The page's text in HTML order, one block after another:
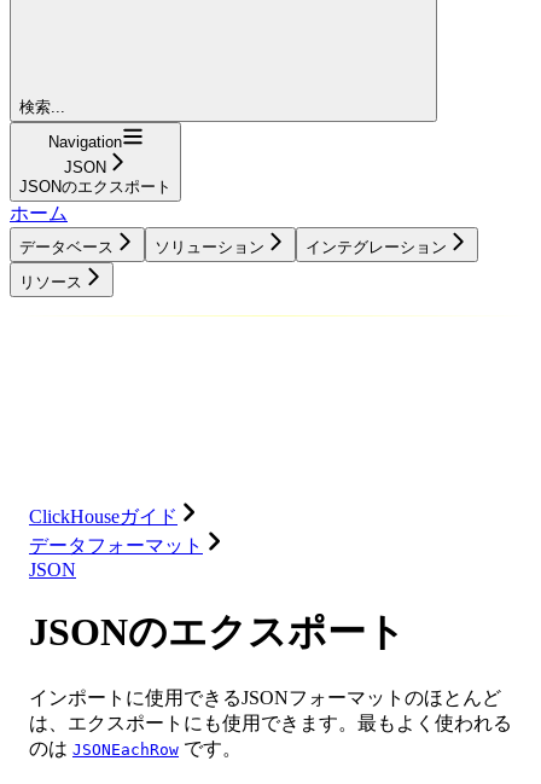
検索...
Navigation
JSON
JSONのエクスポート
ホーム
データベース ソリューション
インテグレーション
リソース
ClickHouseガイド
データフォーマット
JSON
JSONのエクスポート
インポートに使用できるJSONフォーマットのほとんど
は、エクスポートにも使用できます。最もよく使われる
のは JSONEachRow です。